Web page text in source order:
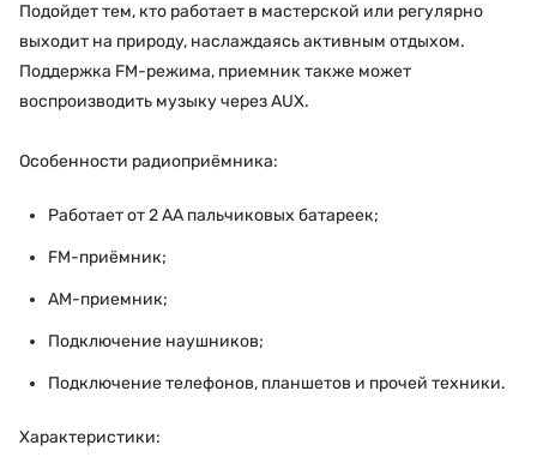
Подойдет тем, кто работает в мастерской или регулярно
выходит на природу, наслаждаясь активным отдыхом.
Поддержка FM-режима, приемник также может
воспроизводить музыку через AUX.
Особенности радиоприёмника:
Работает от 2 AA пальчиковых батареек;
FM-приёмник;
AM-приемник;
Подключение наушников;
Подключение телефонов, планшетов и прочей техники.
Характеристики: